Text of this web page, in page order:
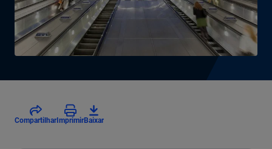
Compartilhar ImprimirBaixar